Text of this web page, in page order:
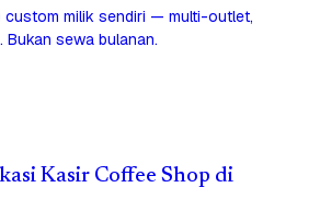
custom milik sendiri — multi-outlet,
Bukan sewa bulanan.
Kasir Coffee Shop di